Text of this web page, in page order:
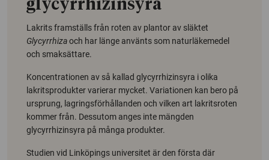
glycyrrhizinsyra
Lakrits framställs från roten av plantor av släktet
Glycyrrhizaoch har länge använts som naturläkemedel
och smaksättare.
Koncentrationen av så kallad glycyrrhizinsyra i olika
lakritsprodukter varierar mycket. Variationen kan bero på
ursprung, lagringsförhållanden och vilken art lakritsroten
kommer från. Dessutom anges inte mängden
glycyrrhizinsyra på många produkter.
Studien vid Linköpings universitet är den första där